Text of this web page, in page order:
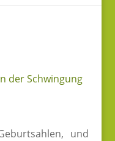
der Schwingung
und